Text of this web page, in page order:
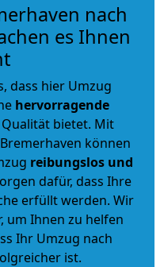
nach
es Ihnen
dass hier Umzug
hervorragende
bietet. Mit
können
reibungslos und
dafür, dass Ihre
erfüllt werden. Wir
um Ihnen zu helfen
Ihr Umzug nach
ist.